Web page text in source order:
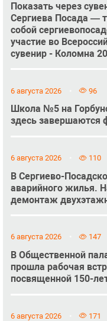
Показать через
Сергиева Посада —
собой
участие во
сувенир - Коломна
6 августа 2026 96
Школа №5 на
здесь завершаются
6 августа 2026 110
В Сергиево-
аварийного жилья.
демонтаж
6 августа 2026 147
В Общественной
прошла рабочая
посвященной 150-
6 августа 2026 171